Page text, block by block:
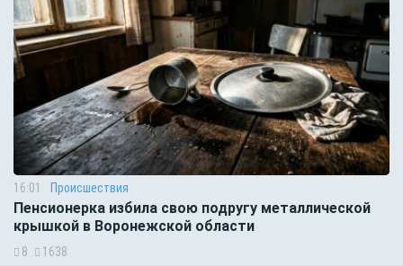
16:01 Происшествия
Пенсионерка избила свою подругу металлической
крышкой в Воронежской области
8 1638